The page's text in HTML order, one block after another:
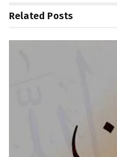
Related Posts